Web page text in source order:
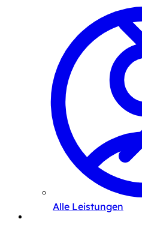
Alle Leistungen